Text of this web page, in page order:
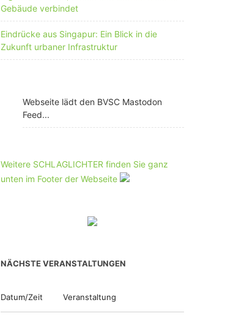
Gebäude verbindet
Eindrücke aus Singapur: Ein Blick in die
Zukunft urbaner Infrastruktur
Webseite lädt den BVSC Mastodon
Feed...
Weitere SCHLAGLICHTER finden Sie ganz
unten im Footer der Webseite
NÄCHSTE VERANSTALTUNGEN
Datum/Zeit Veranstaltung